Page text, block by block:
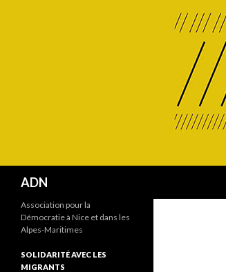
ADN
Association pour la
Démocratie à Nice et dans les
Alpes-Maritimes
SOLIDARITÉ AVEC LES
MIGRANTS